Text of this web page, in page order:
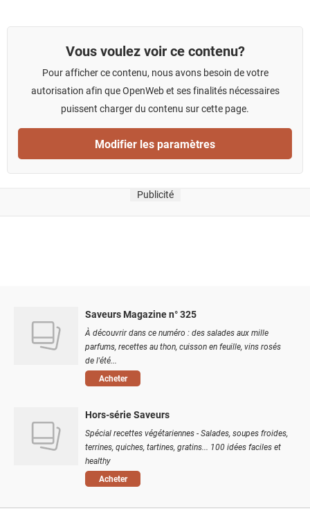
Vous voulez voir ce contenu?
Pour afficher ce contenu, nous avons besoin de votre
autorisation afin que OpenWeb et ses finalités nécessaires
puissent charger du contenu sur cette page.
Modifier les paramètres
Publicité
Saveurs Magazine n° 325
À découvrir dans ce numéro : des salades aux mille
parfums, recettes au thon, cuisson en feuille, vins rosés
de l'été...
Acheter
Hors-série Saveurs
Spécial recettes végétariennes - Salades, soupes froides,
terrines, quiches, tartines, gratins... 100 idées faciles et
healthy
Acheter